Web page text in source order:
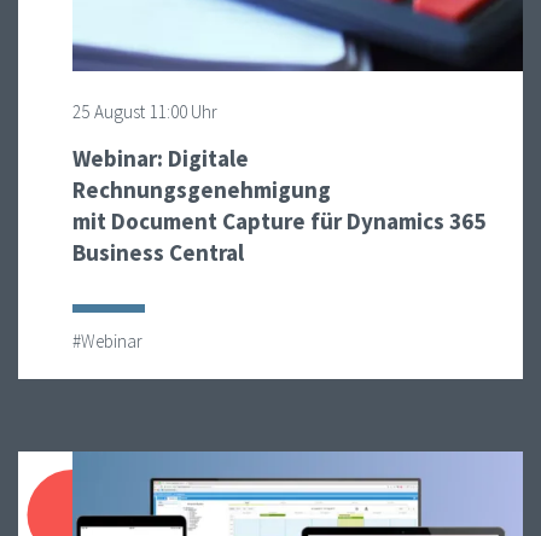
25 August 11:00 Uhr
Webinar: Digitale
Rechnungsgenehmigung
mit Document Capture für Dynamics 365
Business Central
#Webinar